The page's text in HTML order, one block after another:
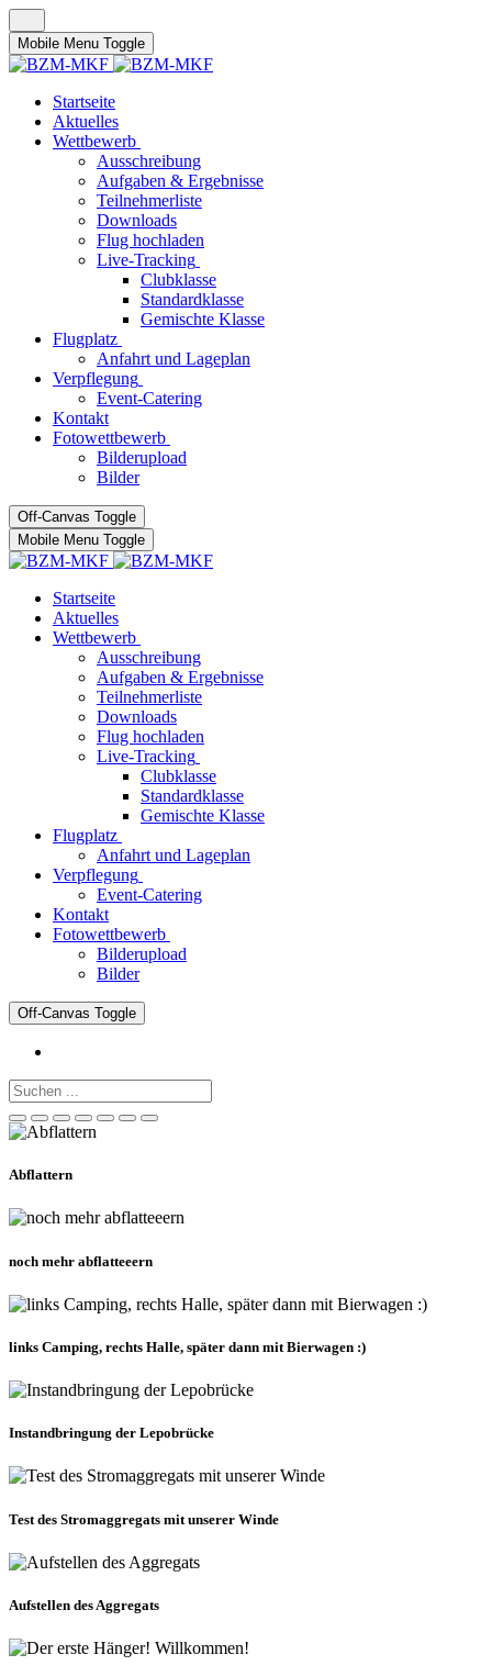
Mobile Menu Toggle
Startseite
Aktuelles
Wettbewerb
Ausschreibung
Aufgaben & Ergebnisse
Teilnehmerliste
Downloads
Flug hochladen
Live-Tracking
Clubklasse
Standardklasse
Gemischte Klasse
Flugplatz
Anfahrt und Lageplan
Verpflegung
Event-Catering
Kontakt
Fotowettbewerb
Bilderupload
Bilder
Off-Canvas Toggle
Mobile Menu Toggle
Startseite
Aktuelles
Wettbewerb
Ausschreibung
Aufgaben & Ergebnisse
Teilnehmerliste
Downloads
Flug hochladen
Live-Tracking
Clubklasse
Standardklasse
Gemischte Klasse
Flugplatz
Anfahrt und Lageplan
Verpflegung
Event-Catering
Kontakt
Fotowettbewerb
Bilderupload
Bilder
Off-Canvas Toggle
Abflattern
noch mehr abflatteeern
links Camping, rechts Halle, später dann mit Bierwagen :)
Instandbringung der Lepobrücke
Test des Stromaggregats mit unserer Winde
Aufstellen des Aggregats